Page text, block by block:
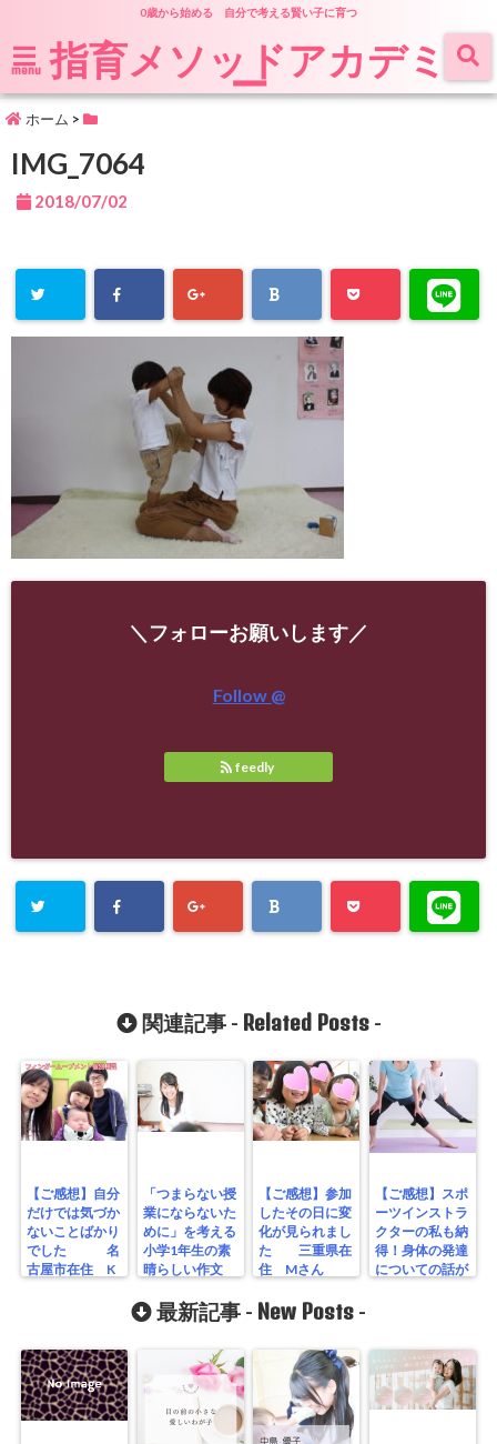
0歳から始める 自分で考える賢い子に育つ
menu 指育メソッドアカデミ
ー
ホーム >
IMG_7064
2018/07/02
＼フォローお願いします／
Follow @
feedly
関連記事 - Related Posts-
【ご感想】自分
だけでは気づか
ないことばかり
でした 名
古屋市在住 K
「つまらない授
業にならないた
めに」を考える
小学1年生の素
晴らしい作文
【ご感想】参加
したその日に変
化が見られまし
た 三重県在
住 Mさん
【ご感想】スポ
ーツインストラ
クターの私も納
得！身体の発達
についての話が
最新記事 - New Posts -